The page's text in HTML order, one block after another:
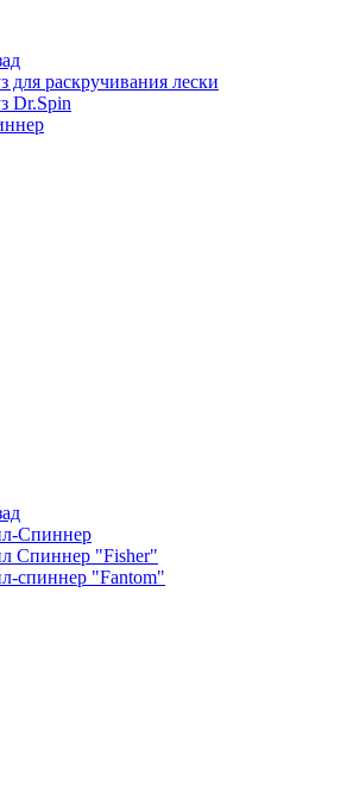
для раскручивания лески
Dr.Spin
Спиннер
Спиннер "Fisher"
спиннер "Fantom"